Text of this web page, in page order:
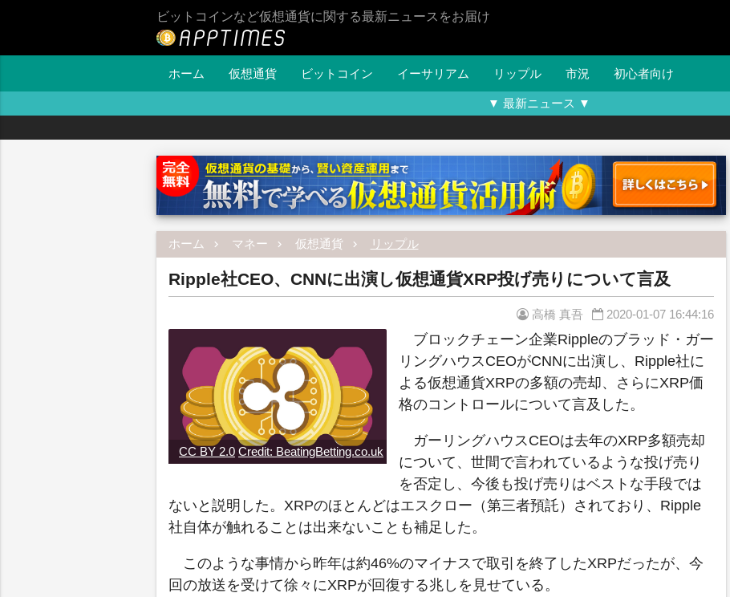
ビットコインなど仮想通貨に関する最新ニュースをお届け
ホーム 仮想通貨 ビットコイン イーサリアム リップル 市況 初心者向け
▼ 最新ニュース ▼
ホーム マネー 仮想通貨 リップル
Ripple社CEO、CNNに出演し仮想通貨XRP投げ売りについて言及
高橋 真吾 2020-01-07 16:44:16
CC BY 2.0 Credit: BeatingBetting.co.uk
ブロックチェーン企業Rippleのブラッド・ガー
リングハウスCEOがCNNに出演し、Ripple社に
よる仮想通貨XRPの多額の売却、さらにXRP価
格のコントロールについて言及した。
ガーリングハウスCEOは去年のXRP多額売却
について、世間で言われているような投げ売り
を否定し、今後も投げ売りはベストな手段では
ないと説明した。XRPのほとんどはエスクロー（第三者預託）されており、Ripple
社自体が触れることは出来ないことも補足した。
このような事情から昨年は約46%のマイナスで取引を終了したXRPだったが、今
回の放送を受けて徐々にXRPが回復する兆しを見せている。